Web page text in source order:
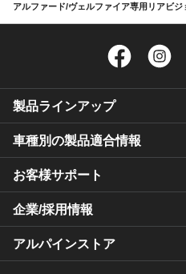
アルファード/ヴェルファイア専用リアビジ
Facebook
製品ラインアップ
車種別の製品適合情報
お客様サポート
企業/採用情報
アルパインストア